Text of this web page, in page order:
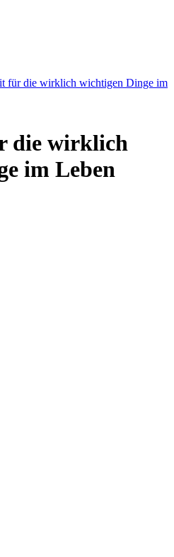
für die wirklich wichtigen Dinge im
die wirklich
im Leben